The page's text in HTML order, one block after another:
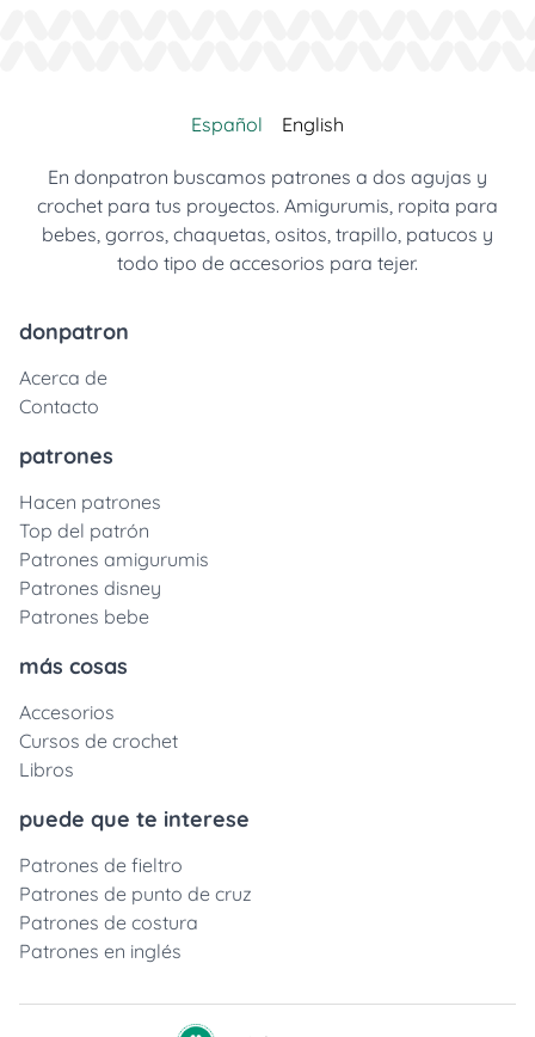
Español English
En donpatron buscamos patrones a dos agujas y
crochet para tus proyectos. Amigurumis, ropita para
bebes, gorros, chaquetas, ositos, trapillo, patucos y
todo tipo de accesorios para tejer.
donpatron
Acerca de
Contacto
patrones
Hacen patrones
Top del patrón
Patrones amigurumis
Patrones disney
Patrones bebe
más cosas
Accesorios
Cursos de crochet
Libros
puede que te interese
Patrones de fieltro
Patrones de punto de cruz
Patrones de costura
Patrones en inglés